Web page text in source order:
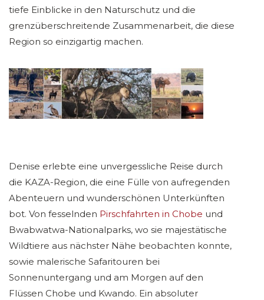
tiefe Einblicke in den Naturschutz und die
grenzüberschreitende Zusammenarbeit, die diese
Region so einzigartig machen.
Denise erlebte eine unvergessliche Reise durch
die KAZA-Region, die eine Fülle von aufregenden
Abenteuern und wunderschönen Unterkünften
bot. Von fesselnden Pirschfahrten in Chobe und
Bwabwatwa-Nationalparks, wo sie majestätische
Wildtiere aus nächster Nähe beobachten konnte,
sowie malerische Safaritouren bei
Sonnenuntergang und am Morgen auf den
Flüssen Chobe und Kwando. Ein absoluter